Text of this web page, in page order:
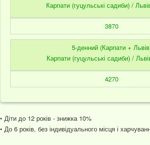
Карпати (гуцульські садиби) /
3870
5-денний (Карпати +
Карпати (гуцульські садиби) /
4270
• Діти до 12 років - знижка 10%
• До 6 років, без індивідуального місця і